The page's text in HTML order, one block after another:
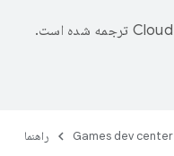
ترجمه شده است.
Games dev center راهنما